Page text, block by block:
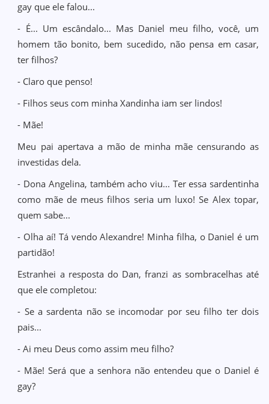
gay que ele falou...
- É... Um escândalo... Mas Daniel meu filho, você, um
homem tão bonito, bem sucedido, não pensa em casar,
ter filhos?
- Claro que penso!
- Filhos seus com minha Xandinha iam ser lindos!
- Mãe!
Meu pai apertava a mão de minha mãe censurando as
investidas dela.
- Dona Angelina, também acho viu... Ter essa sardentinha
como mãe de meus filhos seria um luxo! Se Alex topar,
quem sabe...
- Olha aí! Tá vendo Alexandre! Minha filha, o Daniel é um
partidão!
Estranhei a resposta do Dan, franzi as sombracelhas até
que ele completou:
- Se a sardenta não se incomodar por seu filho ter dois
pais...
- Ai meu Deus como assim meu filho?
- Mãe! Será que a senhora não entendeu que o Daniel é
gay?